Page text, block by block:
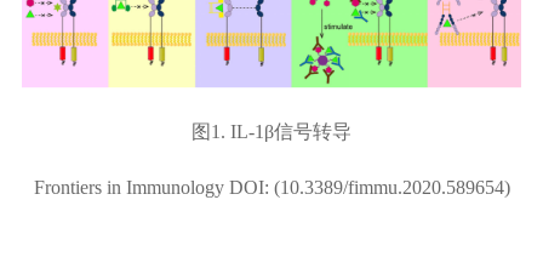
图1. IL-1β信号转导
Frontiers in Immunology DOI: (10.3389/fimmu.2020.589654)